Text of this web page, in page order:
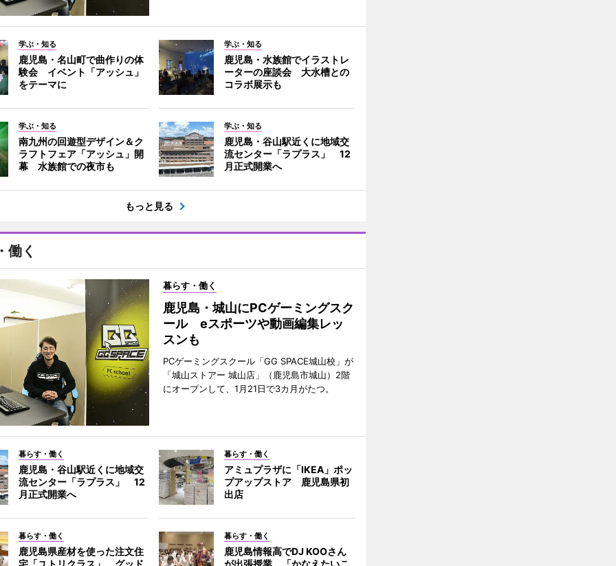
学ぶ・知る
鹿児島・名山町で曲作りの体
験会 イベント「アッシュ」
をテーマに
学ぶ・知る
鹿児島・水族館でイラストレ
ーターの座談会 大水槽との
コラボ展示も
学ぶ・知る
南九州の回遊型デザイン＆ク
ラフトフェア「アッシュ」開
幕 水族館での夜市も
学ぶ・知る
鹿児島・谷山駅近くに地域交
流センター「ラプラス」 12
月正式開業へ
もっと見る
働く
暮らす・働く
鹿児島・城山にPCゲーミングスク
ール eスポーツや動画編集レッ
スンも
PCゲーミングスクール「GG SPACE城山校」が
「城山ストアー 城山店」（鹿児島市城山）2階
にオープンして、1月21日で3カ月がたつ。
暮らす・働く
鹿児島・谷山駅近くに地域交
流センター「ラプラス」 12
月正式開業へ
暮らす・働く
アミュプラザに「IKEA」ポッ
プアップストア 鹿児島県初
出店
暮らす・働く
鹿児島県産材を使った注文住
宅「ユトリクラス」、グッド
暮らす・働く
鹿児島情報高でDJ KOOさん
が出張授業 「かなえたいこ